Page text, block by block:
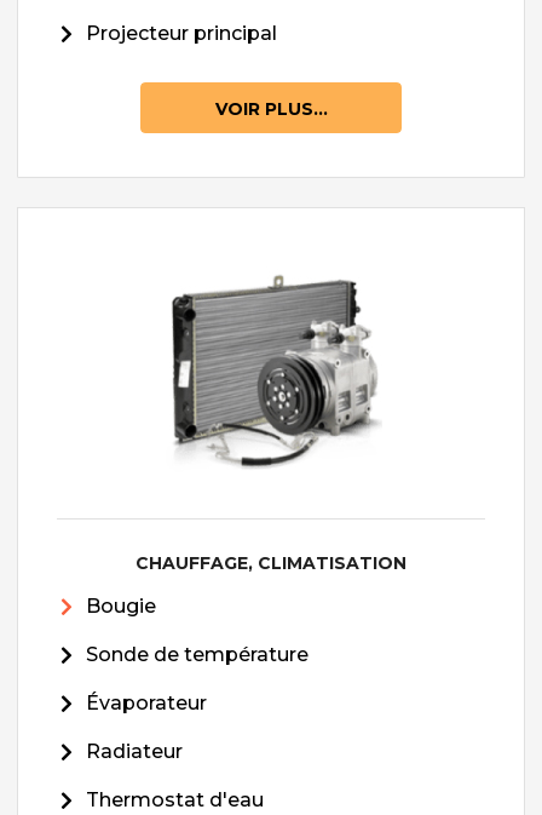
Projecteur principal
VOIR PLUS...
CHAUFFAGE, CLIMATISATION
Bougie
Sonde de température
Évaporateur
Radiateur
Thermostat d'eau